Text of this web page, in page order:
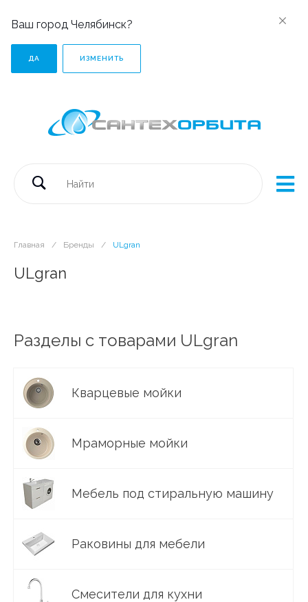
Ваш город Челябинск?
ДА ИЗМЕНИТЬ
Главная / Бренды / ULgran
ULgran
Разделы с товарами ULgran
Кварцевые мойки
Мраморные мойки
Мебель под стиральную машину
Раковины для мебели
Смесители для кухни